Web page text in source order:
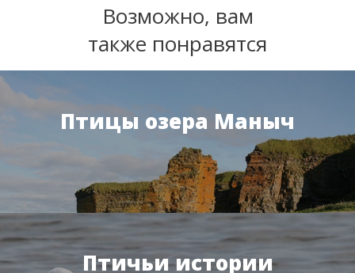
Возможно, вам
также понравятся
Птицы озера Маныч
Птичьи истории